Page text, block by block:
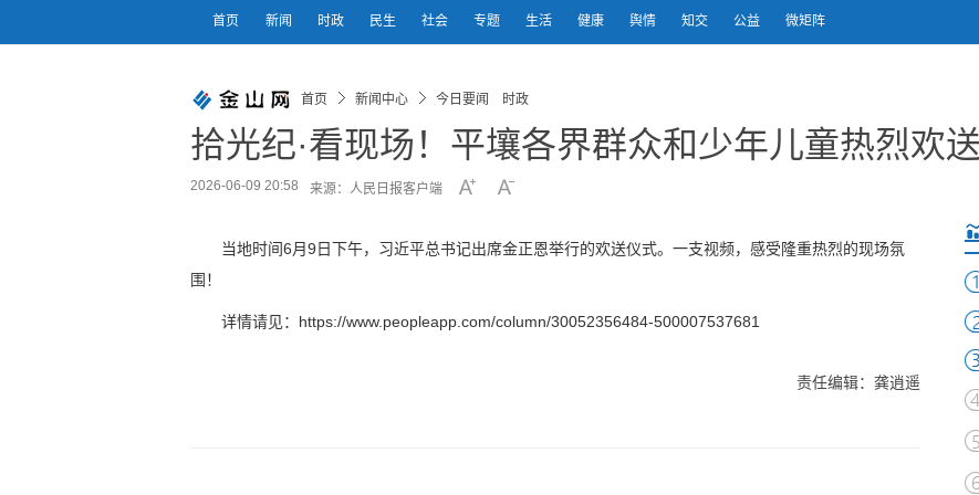
首页 新闻 时政 民生 社会 专题 生活 健康 舆情 知交 公益 微矩阵
首页 新闻中心 今日要闻 时政
拾光纪·看现场！平壤各界群众和少年儿童热烈欢
2026-06-09 20:58 来源：人民日报客户端
当地时间6月9日下午，习近平总书记出席金正恩举行的欢送仪式。一支视频，感受隆重热烈的现场氛
围！
详情请见：https://www.peopleapp.com/column/30052356484-500007537681
责任编辑：龚逍遥